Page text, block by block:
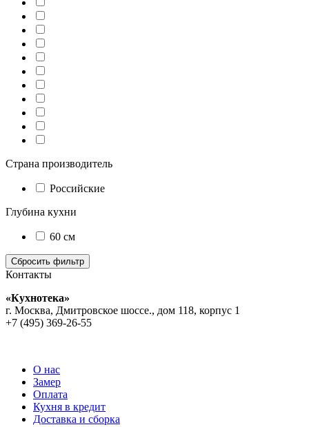
Страна производитель
Российские
Глубина кухни
60 см
Контакты
«Кухнотека»
г. Москва, Дмитровское шоссе., дом 118, корпус 1
+7 (495) 369-26-55
О нас
Замер
Оплата
Кухня в кредит
Доставка и сборка